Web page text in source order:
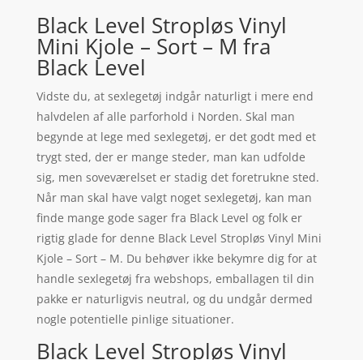
Black Level Stropløs Vinyl
Mini Kjole – Sort – M fra
Black Level
Vidste du, at sexlegetøj indgår naturligt i mere end
halvdelen af alle parforhold i Norden. Skal man
begynde at lege med sexlegetøj, er det godt med et
trygt sted, der er mange steder, man kan udfolde
sig, men soveværelset er stadig det foretrukne sted.
Når man skal have valgt noget sexlegetøj, kan man
finde mange gode sager fra Black Level og folk er
rigtig glade for denne Black Level Stropløs Vinyl Mini
Kjole – Sort – M. Du behøver ikke bekymre dig for at
handle sexlegetøj fra webshops, emballagen til din
pakke er naturligvis neutral, og du undgår dermed
nogle potentielle pinlige situationer.
Black Level Stropløs Vinyl